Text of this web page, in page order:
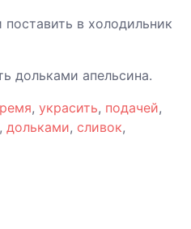
в холодильник
дольками апельсина.
, украсить, подачей,
, дольками, сливок,